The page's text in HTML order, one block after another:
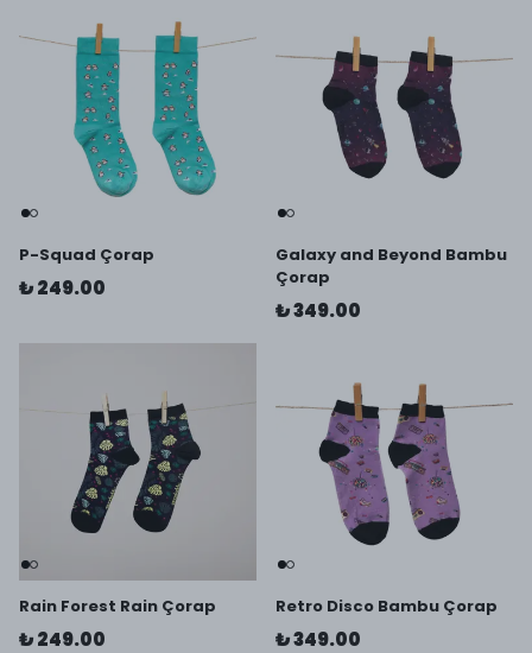
P-Squad Çorap
₺ 249.00
Galaxy and Beyond Bambu
Çorap
₺ 349.00
Rain Forest Rain Çorap
₺ 249.00
Retro Disco Bambu Çorap
₺ 349.00